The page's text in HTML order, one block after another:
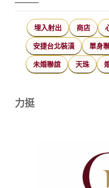
埋入射出 商店
安捷台北裝潢 單身
未婚聯誼 天珠
力挺